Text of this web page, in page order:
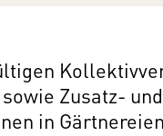
Zusatz-
in